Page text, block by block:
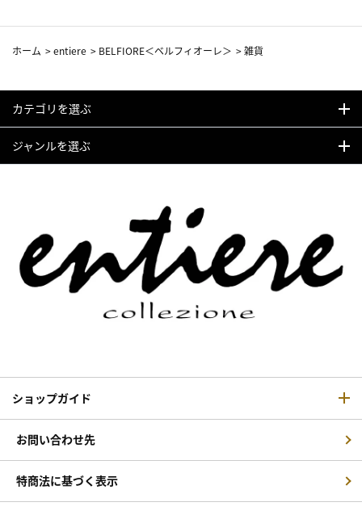
ホーム >entiere > BELFIORE＜ベルフィオーレ＞ >雑貨
カテゴリを選ぶ
ジャンルを選ぶ
ショップガイド
お問い合わせ先
特商法に基づく表示